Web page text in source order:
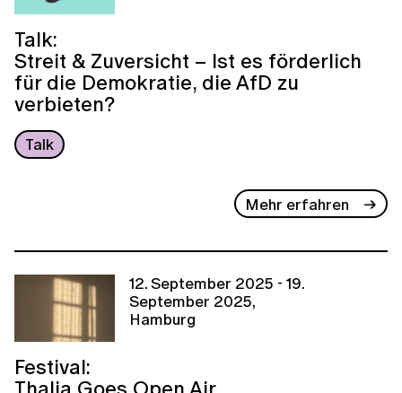
Talk:
Streit & Zuversicht – Ist es förderlich
für die Demokratie, die AfD zu
verbieten?
Talk
Mehr erfahren
12. September 2025 - 19.
September 2025,
Hamburg
Festival: